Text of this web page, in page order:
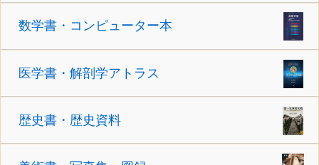
数学書・コンピューター本
医学書・解剖学アトラス
歴史書・歴史資料